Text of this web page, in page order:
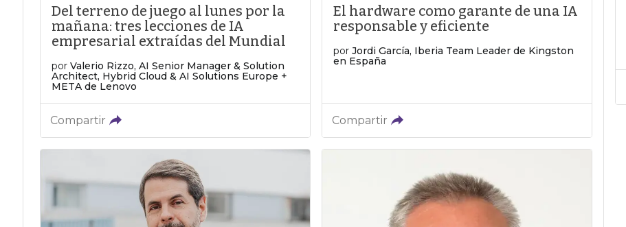
Del terreno de juego al lunes por la
mañana: tres lecciones de IA
empresarial extraídas del Mundial
por Valerio Rizzo, AI Senior Manager & Solution
Architect, Hybrid Cloud & AI Solutions Europe +
META de Lenovo
Compartir
El hardware como garante de una IA
responsable y eficiente
por Jordi García, Iberia Team Leader de Kingston
en España
Compartir